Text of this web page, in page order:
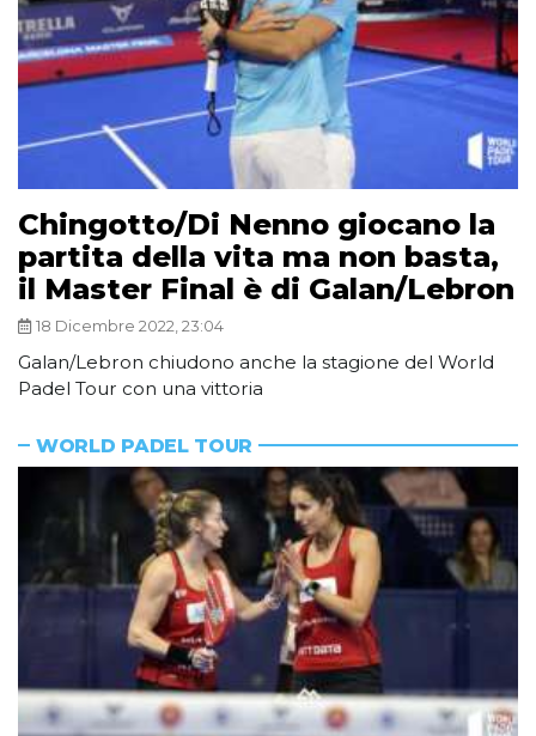
Chingotto/Di Nenno giocano la
partita della vita ma non basta,
il Master Final è di Galan/Lebron
18 Dicembre 2022, 23:04
Galan/Lebron chiudono anche la stagione del World
Padel Tour con una vittoria
WORLD PADEL TOUR